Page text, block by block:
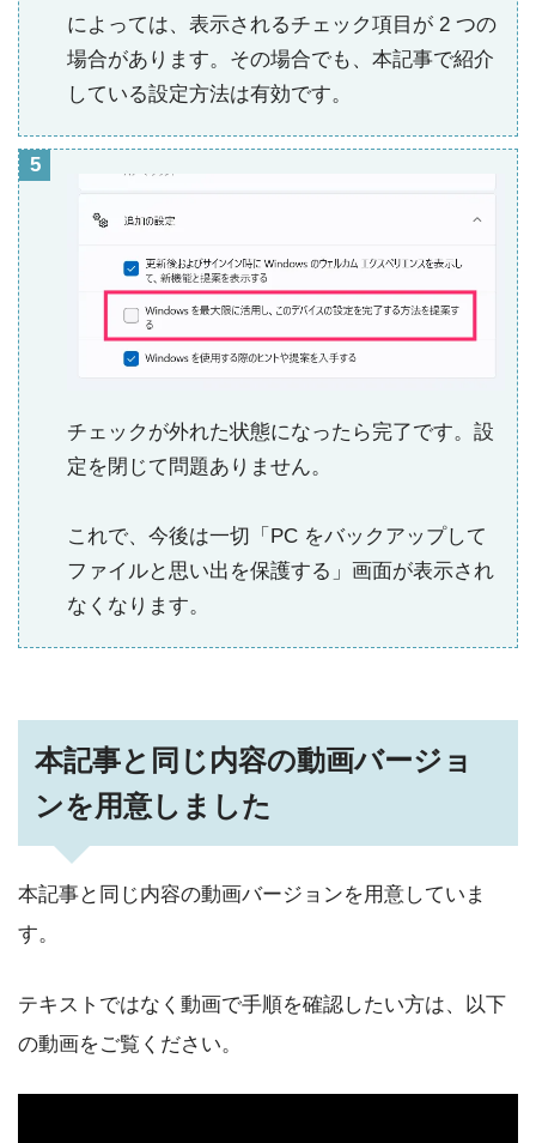
によっては、表示されるチェック項目が 2 つの
場合があります。その場合でも、本記事で紹介
している設定方法は有効です。
チェックが外れた状態になったら完了です。設
定を閉じて問題ありません。
これで、今後は一切「PC をバックアップして
ファイルと思い出を保護する」画面が表示され
なくなります。
本記事と同じ内容の動画バージョ
ンを用意しました
本記事と同じ内容の動画バージョンを用意していま
す。
テキストではなく動画で手順を確認したい方は、以下
の動画をご覧ください。